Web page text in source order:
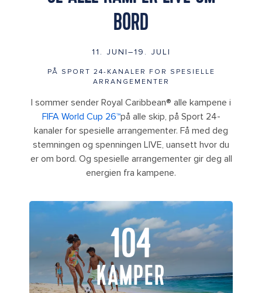
BORD
11. JUNI–19. JULI
PÅ SPORT 24-KANALER FOR SPESIELLE
ARRANGEMENTER
I sommer sender Royal Caribbean® alle kampene i
FIFA World Cup 26™på alle skip, på Sport 24-
kanaler for spesielle arrangementer. Få med deg
stemningen og spenningen LIVE, uansett hvor du
er om bord. Og spesielle arrangementer gir deg all
energien fra kampene.
104
KAMPER